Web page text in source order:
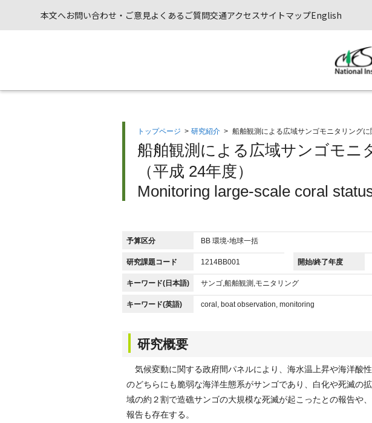
本文へお問い合わせ・ご意見よくあるご質問交通アクセスサイトマップEnglish
トップページ > 研究紹介 > 船舶観測による広域サンゴモニタリング
船舶観測による広域サンゴモニ
（平成 24年度）
Monitoring large-scale coral
予算区分 BB 環境-地球一括
研究課題コード 1214BB001 開始/終了年度
キーワード(日本語) サンゴ,船舶観測,モニタリング
キーワード(英語) coral, boat observation, monitoring
研究概要
気候変動に関する政府間パネルにより、海水温上昇や海洋酸
のどちらにも脆弱な海洋生態系がサンゴであり、白化や死滅の
域の約２割で造礁サンゴの大規模な死滅が起こったとの報告や
報告も存在する。